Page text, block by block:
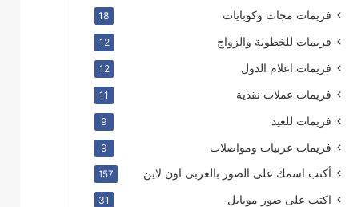
فريمات مجات وكوبايات 18
فريمات للخطوبة والزواج 12
فريمات اعلام الدول 12
فريمات عملات نقدية 11
فريمات للعيد 9
فريمات عربيات ومواصلات 9
أكتب اسمك على الصور بالعربى اون لاين 157
اكتب على صور موبايل 31